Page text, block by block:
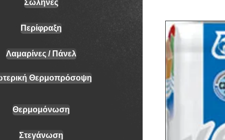
Περίφραξη
Σωλήνες
Λαμαρίνες / Πάνελ
Θερμοπρόσοψη
Στεγάνωση
Θερμομόνωση